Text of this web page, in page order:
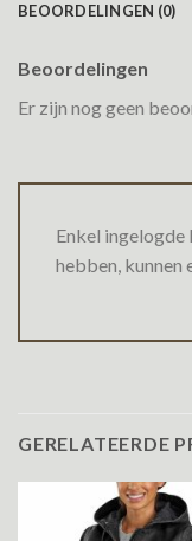
BEOORDELINGEN (0)
Beoordelingen
Er zijn nog geen
Enkel
hebben, kunnen
GERELATEERDE